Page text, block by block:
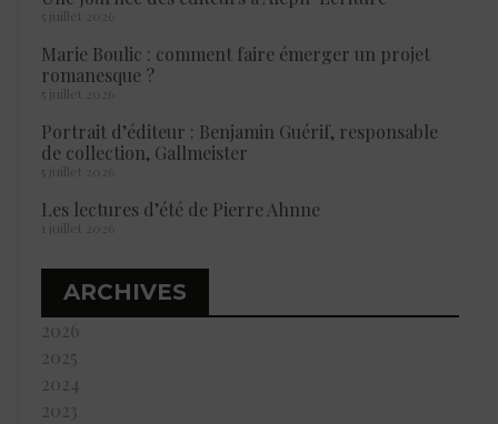
5 juillet 2026
Marie Boulic : comment faire émerger un projet
romanesque ?
5 juillet 2026
Portrait d’éditeur : Benjamin Guérif, responsable
de collection, Gallmeister
5 juillet 2026
Les lectures d’été de Pierre Ahnne
1 juillet 2026
ARCHIVES
2026
2025
2024
2023